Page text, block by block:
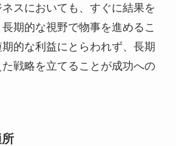
スにおいても、すぐに結果を
期的な視野で物事を進めるこ
的な利益にとらわれず、長期
戦略を立てることが成功への